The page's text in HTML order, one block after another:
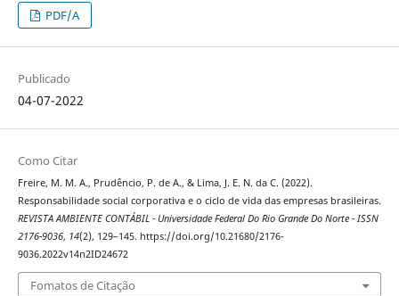
PDF/A
Publicado
04-07-2022
Como Citar
Freire, M. M. A., Prudêncio, P. de A., & Lima, J. E. N. da C. (2022).
Responsabilidade social corporativa e o ciclo de vida das empresas brasileiras.
REVISTA AMBIENTE CONTÁBIL - Universidade Federal Do Rio Grande Do Norte - ISSN
2176-9036, 14(2), 129–145. https://doi.org/10.21680/2176-
9036.2022v14n2ID24672
Fomatos de Citação